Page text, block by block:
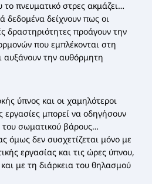
πνευματικό στρες ακμάζει…
δεδομένα δείχνουν πως οι
δραστηριότητες προάγουν την
που εμπλέκονται στη
αυξάνουν την αυθόρμητη
ύπνος και οι χαμηλότεροι
εργασίες μπορεί να οδηγήσουν
του σωματικού βάρους…
όμως δεν συσχετίζεται μόνο με
εργασίας και τις ώρες ύπνου,
με τη διάρκεια του θηλασμού